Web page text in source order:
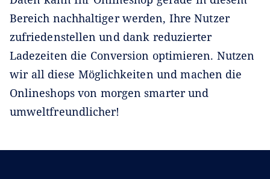
Bereich nachhaltiger werden, Ihre Nutzer
zufriedenstellen und dank reduzierter
Ladezeiten die Conversion optimieren. Nutzen
wir all diese Möglichkeiten und machen die
Onlineshops von morgen smarter und
umweltfreundlicher!